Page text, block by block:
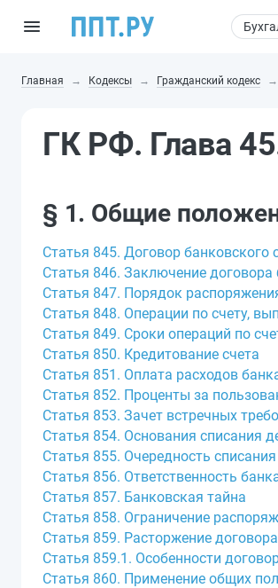
Главная Кодексы Гражданский кодекс
ГК РФ. Глава
§ 1. Общие
Статья 845. Договор банковского
Статья 846. Заключение договора
Статья 847. Порядок
Статья 848. Операции по счету,
Статья 849. Сроки операций по
Статья 850. Кредитование счета
Статья 851. Оплата расходов
Статья 852. Проценты за
Статья 853. Зачет встречных
Статья 854. Основания списания
Статья 855. Очередность
Статья 856. Ответственность
Статья 857. Банковская тайна
Статья 858. Ограничение
Статья 859. Расторжение
Статья 859.1. Особенности
Статья 860. Применение общих